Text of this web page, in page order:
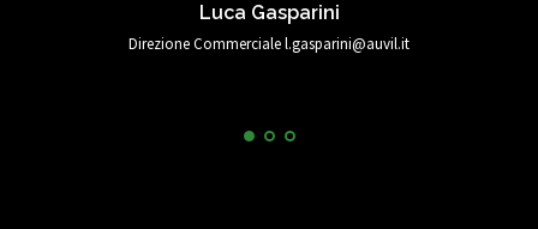
Luca Gasparini
Direzione Commerciale l.gasparini@auvil.it